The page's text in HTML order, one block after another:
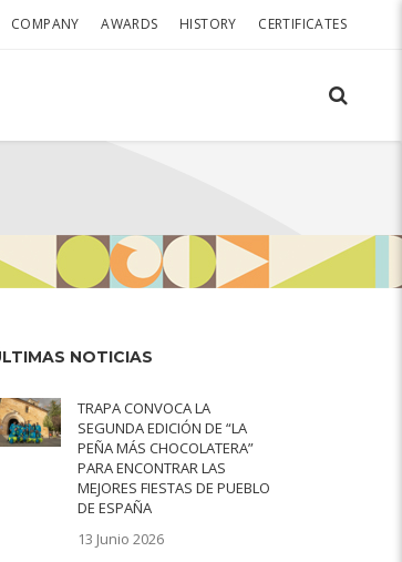
COMPANY AWARDS HISTORY CERTIFICATES
NOTICIAS
TRAPA CONVOCA LA
SEGUNDA EDICIÓN DE “LA
PEÑA MÁS CHOCOLATERA”
PARA ENCONTRAR LAS
MEJORES FIESTAS DE PUEBLO
DE ESPAÑA
13 Junio 2026